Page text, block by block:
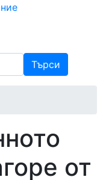
Търси
от